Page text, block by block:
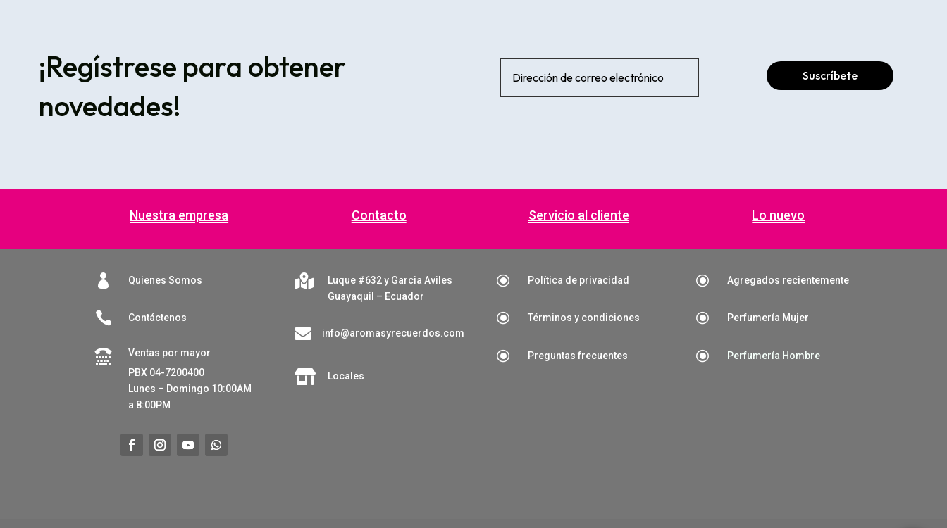
¡Regístrese para obtener
novedades!
Suscríbete
Nuestra empresa Contacto Servicio al cliente Lo nuevo
 Quienes Somos
 Contáctenos

Ventas por mayor
PBX 04-7200400
Lunes – Domingo 10:00AM
a 8:00PM

Luque #632 y Garcia Aviles
Guayaquil – Ecuador
 info@aromasyrecuerdos.com
 Locales
\ Política de privacidad
\ Términos y condiciones
\ Preguntas frecuentes
\ Agregados recientemente
\ Perfumería Mujer
\ Perfumería Hombre